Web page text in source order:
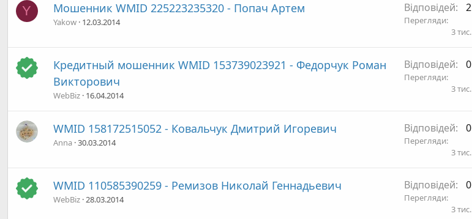
Y Мошенник WMID 225223235320 - Попач Артем
Yakow 12.03.2014
Відповідей 2
Перегляди
3 тис.
Кредитный мошенник WMID 153739023921 - Федорчук Роман
Викторович
WebBiz 16.04.2014
Відповідей 0
Перегляди
3 тис.
WMID 158172515052 - Ковальчук Дмитрий Игоревич
Anna 30.03.2014
Відповідей 0
Перегляди
3 тис.
WMID 110585390259 - Ремизов Николай Геннадьевич
WebBiz 28.03.2014
Відповідей 0
Перегляди
3 тис.